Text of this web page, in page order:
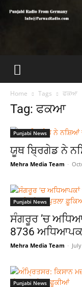
Home Tags ਫਕਆ
Tag: ਫਕਆ
Punjabi News
ਯੂਥ ਬ੍ਰਿਗੇਡ ਨੇ
Mehra Media Team -
Punjabi News
ਸੰਗਰੂਰ ’ਚ
8736
Mehra Media Team -
Punjabi News